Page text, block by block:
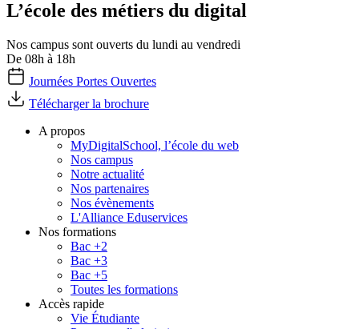
L’école des métiers du digital
Nos campus sont ouverts du lundi au vendredi
De 08h à 18h
Journées Portes Ouvertes
Télécharger la brochure
A propos
MyDigitalSchool, l’école du web
Nos campus
Notre actualité
Nos partenaires
Nos évènements
L'Alliance Eduservices
Nos formations
Bac +2
Bac +3
Bac +5
Toutes les formations
Accès rapide
Vie Étudiante